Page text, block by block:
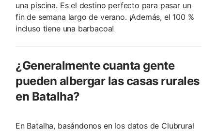
una piscina. Es el destino perfecto para pasar un
fin de semana largo de verano. ¡Además, el 100 %
incluso tiene una barbacoa!
¿Generalmente cuanta gente
pueden albergar las casas rurales
en Batalha?
En Batalha, basándonos en los datos de Clubrural